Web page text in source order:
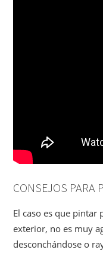
CONSEJOS PARA
El caso es que pintar
exterior, no es muy
desconchándose o